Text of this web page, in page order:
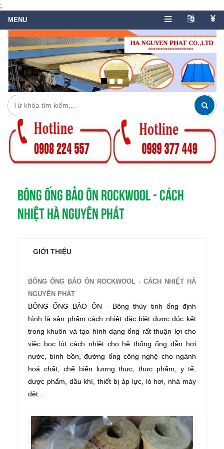
;
BÔNG ỐNG BẢO ÔN ROCKWOOL - CÁCH
NHIỆT HÀ NGUYÊN PHÁT
GIỚI THIỆU
BÔNG ỐNG BẢO ÔN ROCKWOOL - CÁCH NHIỆT HÀ
NGUYÊN PHÁT
BÔNG ỐNG BẢO ÔN - Bông thủy tinh ống định
hình là sản phẩm cách nhiệt đặc biệt được đúc kết
trong khuôn và tạo hình dạng ống rất thuận lợi cho
việc bọc lót cách nhiệt cho hệ thống ống dẫn hơi
nước, bình bồn, đường ống công nghệ cho ngành
hoá chất, chế biến lương thực, thực phẩm, y tế,
dược phẩm, dầu khí, thiết bị áp lực, lò hơi, nhà máy
dệt…